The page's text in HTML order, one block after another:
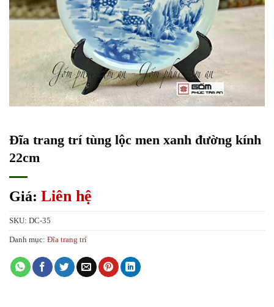
Đĩa trang trí tùng lộc men xanh đường kính
22cm
Giá: Liên hệ
SKU: DC-35
Danh mục: Đĩa trang trí